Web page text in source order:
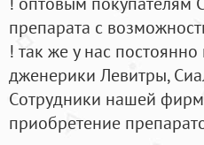
препарата с
! так же у нас
дженерики Левитры,
Cотрудники нашей
приобретение